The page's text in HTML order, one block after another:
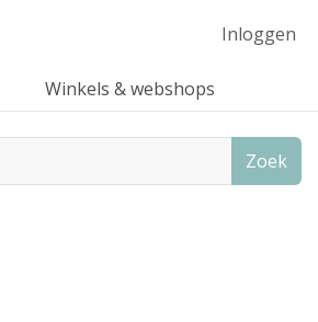
Inloggen
Winkels & webshops
Zoek